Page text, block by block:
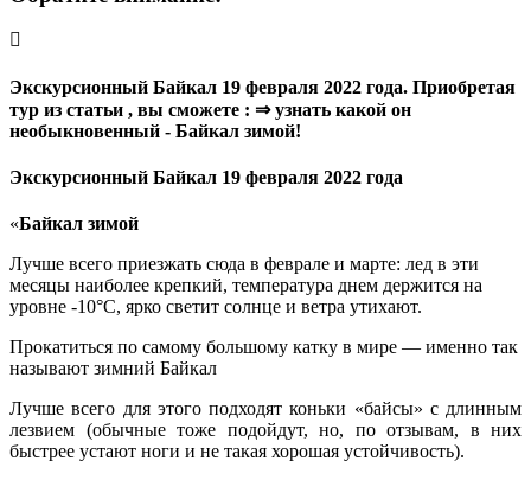
Экскурсионный Байкал 19 февраля 2022 года. Приобретая
тур из статьи , вы сможете : ⇒ узнать какой он
необыкновенный - Байкал зимой!
Экскурсионный Байкал 19 февраля 2022 года
«Байкал зимой
Лучше всего приезжать сюда в феврале и марте: лед в эти
месяцы наиболее крепкий, температура днем держится на
уровне -10°С, ярко светит солнце и ветра утихают.
Прокатиться по самому большому катку в мире — именно так
называют зимний Байкал
Лучше всего для этого подходят коньки «байсы» с длинным
лезвием (обычные тоже подойдут, но, по отзывам, в них
быстрее устают ноги и не такая хорошая устойчивость).